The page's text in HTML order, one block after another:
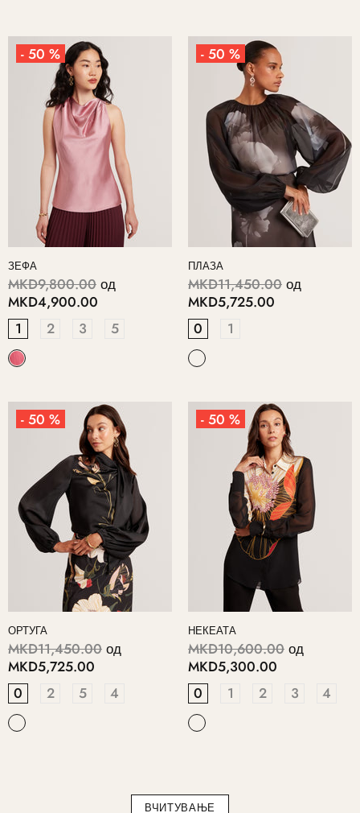
- 50 %
ЗЕФА
MKD9,800.00 од
MKD4,900.00
1
2 3 5
- 50 %
ПЛАЗА
MKD11,450.00 од
MKD5,725.00
0
1
- 50 %
ОРТУГА
MKD11,450.00 од
MKD5,725.00
0
2 5 4
- 50 %
НЕКЕАТА
MKD10,600.00 од
MKD5,300.00
0
1 2 3 4
ВЧИТУВАЊЕ